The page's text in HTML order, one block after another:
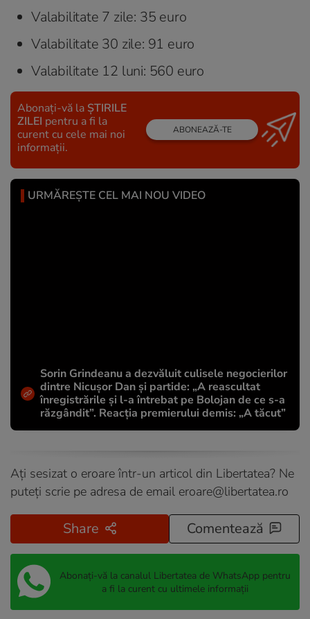
Valabilitate 7 zile: 35 euro
Valabilitate 30 zile: 91 euro
Valabilitate 12 luni: 560 euro
Abonați-vă la ȘTIRILE
ZILEI pentru a fi la
curent cu cele mai noi
informații.
ABONEAZĂ-TE
URMĂREȘTE CEL MAI NOU VIDEO
Sorin Grindeanu a dezvăluit culisele negocierilor
dintre Nicușor Dan și partide: „A reascultat
înregistrările și l-a întrebat pe Bolojan de ce s-a
răzgândit”. Reacția premierului demis: „A tăcut”
Ați sesizat o eroare într-un articol din Libertatea? Ne
puteți scrie pe adresa de email eroare@libertatea.ro
Share Comentează
Abonați-vă la canalul Libertatea de WhatsApp pentru
a fi la curent cu ultimele informații